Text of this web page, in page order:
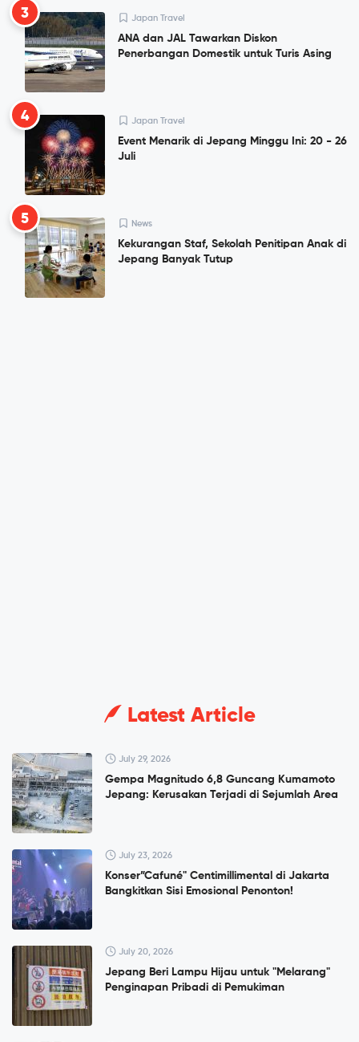
3 Japan Travel
ANA dan JAL Tawarkan Diskon
Penerbangan Domestik untuk Turis Asing
4 Japan Travel
Event Menarik di Jepang Minggu Ini: 20 - 26
Juli
5 News
Kekurangan Staf, Sekolah Penitipan Anak di
Jepang Banyak Tutup
Latest Article
July 29, 2026
Gempa Magnitudo 6,8 Guncang Kumamoto
Jepang: Kerusakan Terjadi di Sejumlah Area
July 23, 2026
Konser”Cafuné" Centimillimental di Jakarta
Bangkitkan Sisi Emosional Penonton!
July 20, 2026
Jepang Beri Lampu Hijau untuk "Melarang"
Penginapan Pribadi di Pemukiman